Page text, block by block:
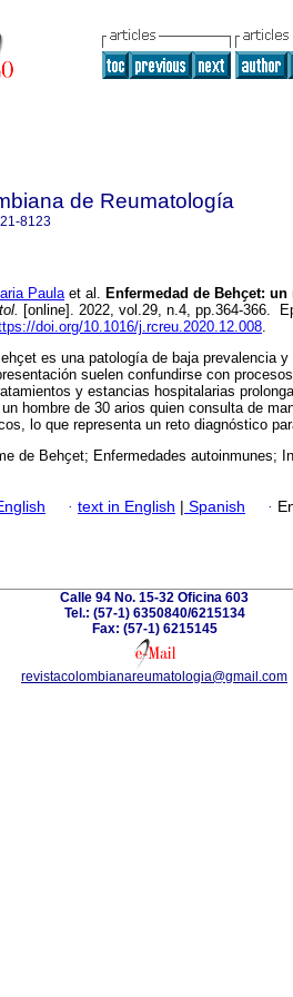
de Reumatología
8123
Paulaet al. Enfermedad de Behҫet:
[online]. 2022, vol.29, n.4, pp.364-366.
doi.org/10.1016/j.rcreu.2020.12.008.
es una patología de baja prevalencia
suelen confundirse con
y estancias hospitalarias
hombre de 30 arios quien consulta de
lo que representa un reto diagnóstico
de Behҫet; Enfermedades autoinmunes;
· text in English | Spanish ·
Calle 94 No. 15-32 Oficina 603
Tel.: (57-1) 6350840/6215134
Fax: (57-1) 6215145
revistacolombianareumatologia@gmail.com